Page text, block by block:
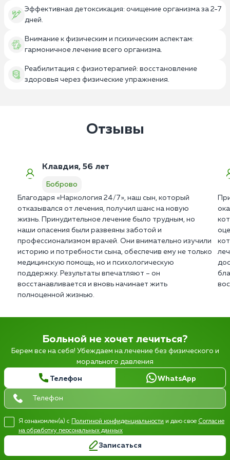
Эффективная детоксикация: очищение организма за 2-7
дней.
Внимание к физическим и психическим аспектам:
гармоничное лечение всего организма.
Реабилитация с физиотерапией: восстановление
здоровья через физические упражнения.
Отзывы
Клавдия, 56 лет
Боброво
Благодаря «Наркология 24/7», наш сын, который
отказывался от лечения, получил шанс на новую
жизнь. Принудительное лечение было трудным, но
наши опасения были развеяны заботой и
профессионализмом врачей. Они внимательно изучили
историю и потребности сына, обеспечив ему не только
медицинскую помощь, но и психологическую
поддержку. Результаты впечатляют – он
восстанавливается и вновь начинает жить
полноценной жизнью.
Больной не хочет лечиться?
Берем все на себя! Убеждаем на лечение без физического и
морального давления
Телефон WhatsApp
Я ознакомлен(а) с Политикой конфиденциальности и даю свое Согласие
на обработку персональных данных
Записаться